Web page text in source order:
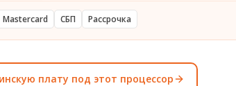
Mastercard СБП Рассрочка
плату под этот процессор